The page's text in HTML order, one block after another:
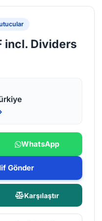
incl. Dividers
WhatsApp
Gönder
Karşılaştır